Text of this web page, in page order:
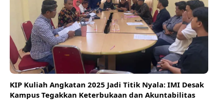
KIP Kuliah Angkatan 2025 Jadi Titik Nyala: IMI Desak
Kampus Tegakkan Keterbukaan dan Akuntabilitas